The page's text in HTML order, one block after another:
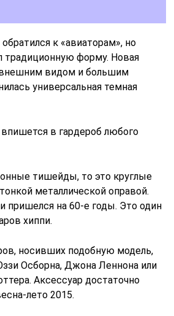
к «авиаторам», но
традиционную форму. Новая
внешним видом и большим
универсальная темная
в гардероб любого
тишейды, то это круглые
металлической оправой.
пришелся на 60-е годы. Это один
хиппи.
носивших подобную модель,
Осборна, Джона Леннона или
Аксессуар достаточно
лето 2015.